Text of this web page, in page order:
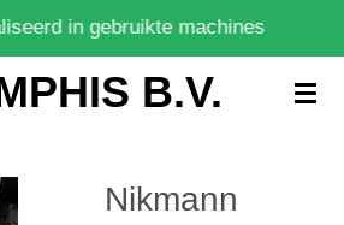
B.V.
in gebruikte machines
Nikmann